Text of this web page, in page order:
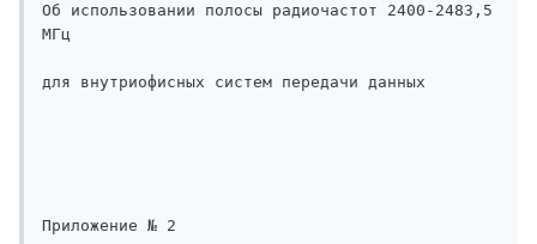
Об использовании полосы радиочастот 2400-2483,5
МГц
для внутриофисных систем передачи данных
Приложение № 2